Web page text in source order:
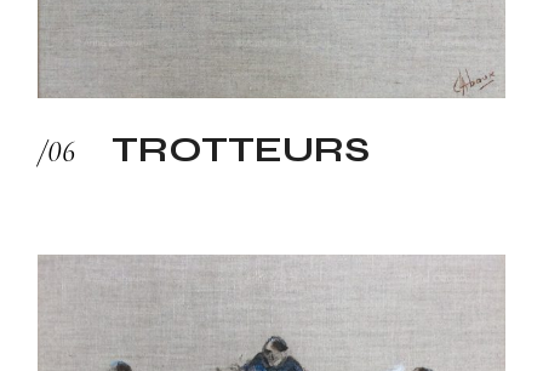
TROTTEURS